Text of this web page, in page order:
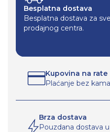
Besplatna dostava
Besplatna dostava za
prodajnog centra.
Kupovina na rate
Plaćanje bez
Brza dostava
Pouzdana dostava